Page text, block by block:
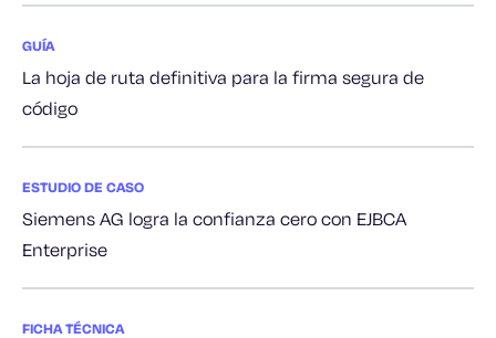
GUÍA
La hoja de ruta definitiva para la firma segura de
código
ESTUDIO DE CASO
Siemens AG logra la confianza cero con EJBCA
Enterprise
FICHA TÉCNICA